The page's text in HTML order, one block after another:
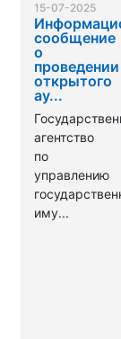
15-07-2025
сообщение
о
проведении
открытого
ау...
агентство
по
управлению
иму...